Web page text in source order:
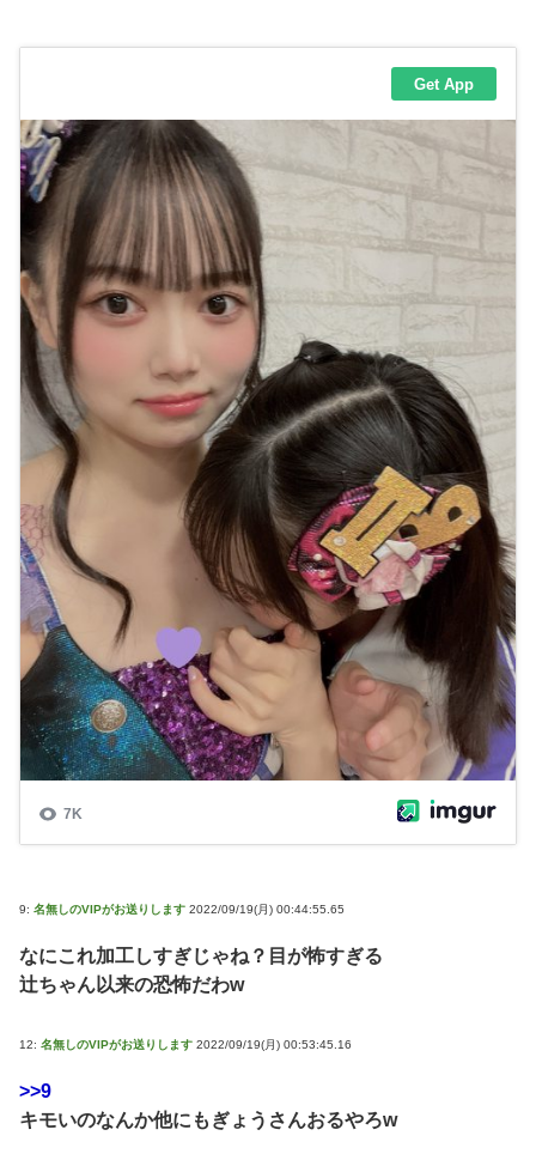
9: 名無しのVIPがお送りします 2022/09/19(月) 00:44:55.65
なにこれ加工しすぎじゃね？目が怖すぎる
辻ちゃん以来の恐怖だわw
12: 名無しのVIPがお送りします 2022/09/19(月) 00:53:45.16
>>9
キモいのなんか他にもぎょうさんおるやろw